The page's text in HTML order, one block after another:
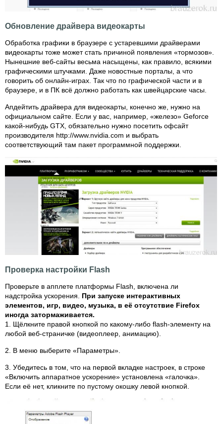
Обновление драйвера видеокарты
Обработка графики в браузере с устаревшими драйверами
видеокарты тоже может стать причиной появления «тормозов».
Нынешние веб-сайты весьма насыщены, как правило, всякими
графическими штучками. Даже новостные порталы, а что
говорить об онлайн-играх. Так что по графической части и в
браузере, и в ПК всё должно работать как швейцарские часы.
Апдейтить драйвера для видеокарты, конечно же, нужно на
официальном сайте. Если у вас, например, «железо» Geforce
какой-нибудь GTX, обязательно нужно посетить офсайт
производителя http://www.nvidia.com и выбрать
соответствующий там пакет программной поддержки.
Проверка настройки Flash
Проверьте в апплете платформы Flash, включена ли
надстройка ускорения. При запуске интерактивных
элементов, игр, видео, музыка, в её отсутствие Firefox
иногда затормаживается.
1. Щёлкните правой кнопкой по какому-либо flash-элементу на
любой веб-страничке (видеоплеер, анимацию).
2. В меню выберите «Параметры».
3. Убедитесь в том, что на первой вкладке настроек, в строке
«Включить аппаратное ускорение» установлена «галочка».
Если её нет, кликните по пустому окошку левой кнопкой.